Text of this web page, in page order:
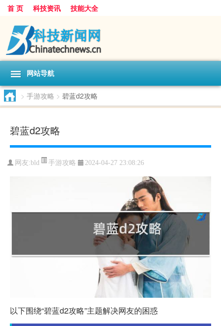
首 页 科技资讯 技能大全
网站导航
> 手游攻略 > 碧蓝d2攻略
碧蓝d2攻略
网友:bld 手游攻略 2024-04-27 23:08:26
以下围绕“碧蓝d2攻略”主题解决网友的困惑